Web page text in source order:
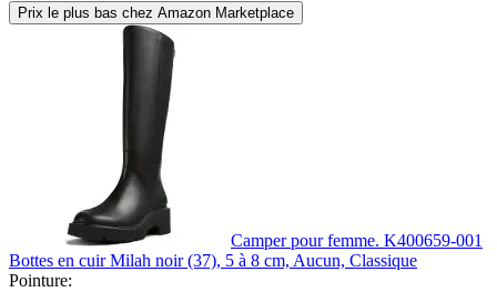
Prix le plus bas chez Amazon Marketplace
Camper pour femme. K400659-001
Bottes en cuir Milah noir (37), 5 à 8 cm, Aucun, Classique
Pointure: